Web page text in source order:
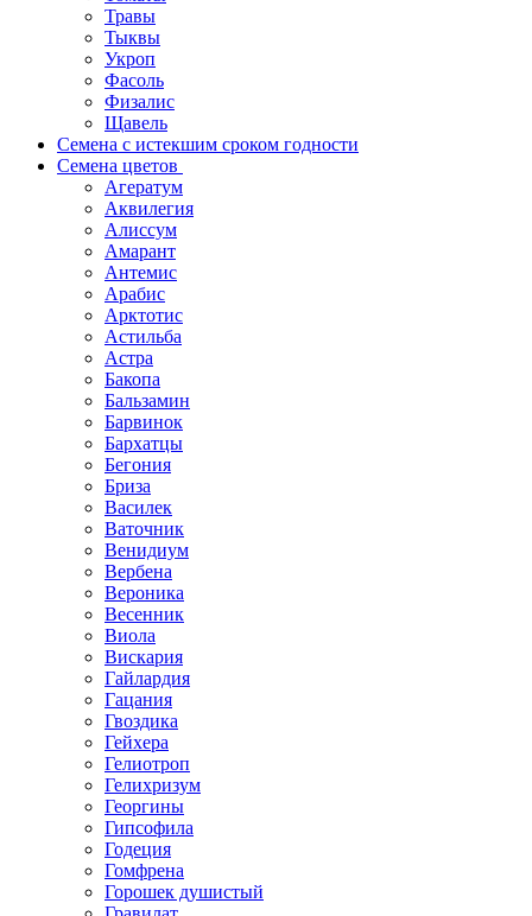
Травы
Тыквы
Укроп
Фасоль
Физалис
Щавель
Семена с истекшим сроком годности
Семена цветов
Агератум
Аквилегия
Алиссум
Амарант
Антемис
Арабис
Арктотис
Астильба
Астра
Бакопа
Бальзамин
Барвинок
Бархатцы
Бегония
Бриза
Василек
Ваточник
Венидиум
Вербена
Вероника
Весенник
Виола
Вискария
Гайлардия
Гацания
Гвоздика
Гейхера
Гелиотроп
Гелихризум
Георгины
Гипсофила
Годеция
Гомфрена
Горошек душистый